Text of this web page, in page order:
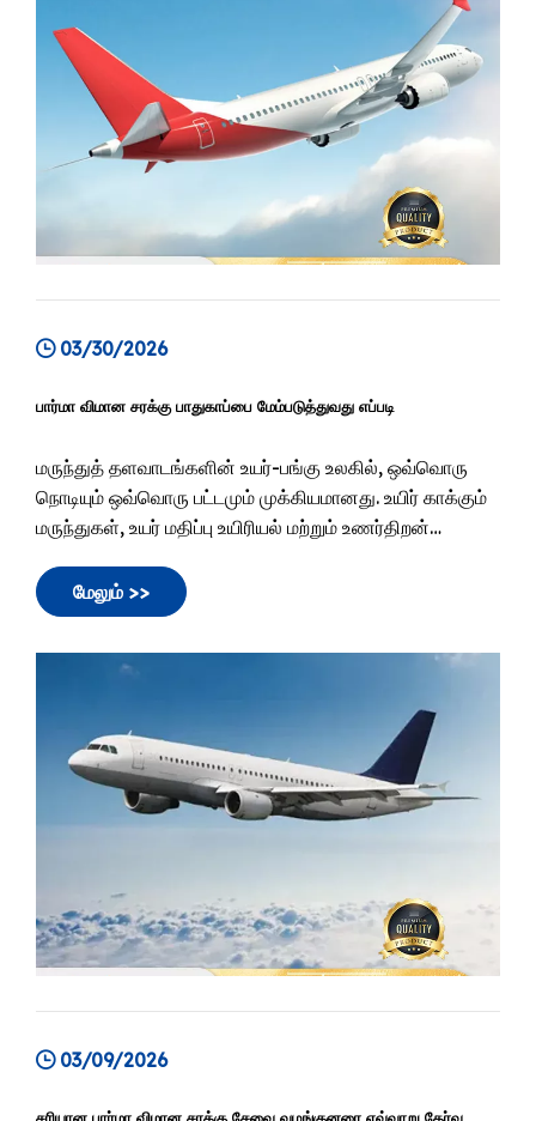
மருந்துத் தளவாடங்களின் உயர்-பங்கு உலகில், ஒவ்வொரு
நொடியும் ஒவ்வொரு பட்டமும் முக்கியமானது. உயிர் காக்கும்
மருந்துகள், உயர் மதிப்பு உயிரியல் மற்றும் உணர்திறன்
கொண்ட மருத்துவ சோதனை பொருட்கள் ஆகியவற்றிற்கு,